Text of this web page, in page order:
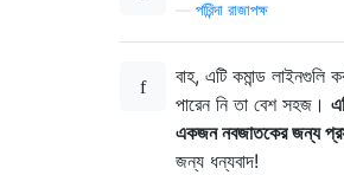
পরিিন্দা রাজাপক্ষ
বাহ, এটি কমান্ড লাইনগুলি
পারেন নি তা বেশ সহজ।
একজন নবজাতকের জন্য
জন্য ধন্যবাদ!